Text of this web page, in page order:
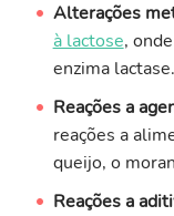
Alterações
à lactose,
enzima lactase.
Reações a
reações a
queijo, o
Reações a